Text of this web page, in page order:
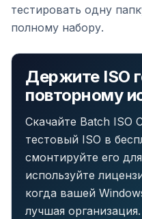
тестировать одну
полному набору.
Держите ISO
повторному
Скачайте Batch ISO
тестовый ISO в
смонтируйте его
используйте
когда вашей
лучшая организация.